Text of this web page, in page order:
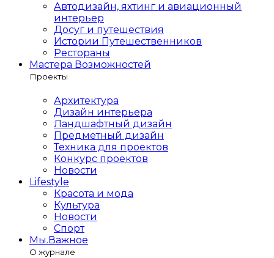
Автодизайн, яхтинг и авиационный
интерьер
Досуг и путешествия
Истории Путешественников
Рестораны
Мастера Возможностей
Проекты
Архитектура
Дизайн интерьера
Ландшафтный дизайн
Предметный дизайн
Техника для проектов
Конкурс проектов
Новости
Lifestyle
Красота и мода
Культура
Новости
Спорт
Мы.Важное
О журнале